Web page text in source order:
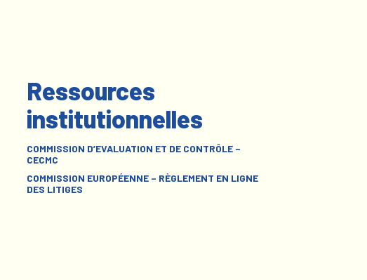
Ressources
institutionnelles
COMMISSION D’EVALUATION ET DE CONTRÔLE –
CECMC
COMMISSION EUROPÉENNE – RÈGLEMENT EN LIGNE
DES LITIGES